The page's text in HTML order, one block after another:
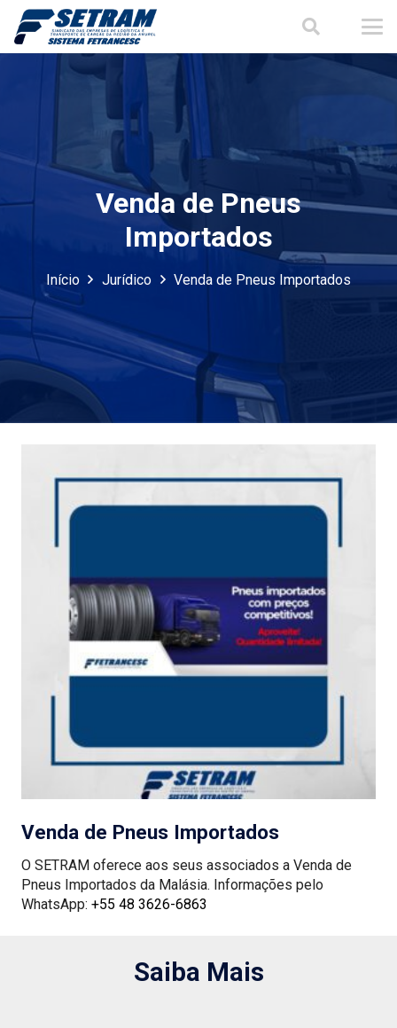
Venda de Pneus
Importados
Início Jurídico Venda de Pneus Importados
Venda de Pneus Importados
O SETRAM oferece aos seus associados a Venda de
Pneus Importados da Malásia. Informações pelo
WhatsApp: +55 48 3626-6863
Saiba Mais